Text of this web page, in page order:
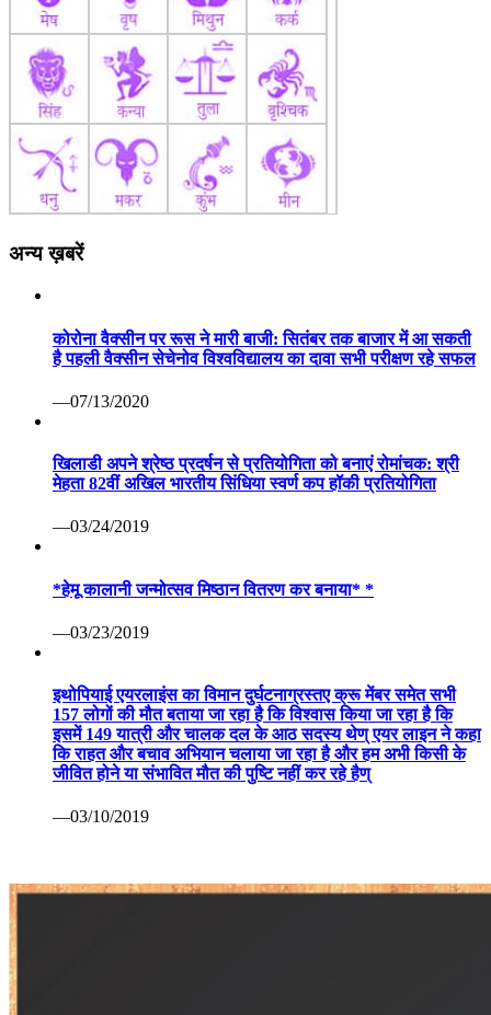
अन्य ख़बरें
कोरोना वैक्सीन पर रूस ने मारी बाजी: सितंबर तक बाजार में आ सकती
है पहली वैक्सीन सेचेनोव विश्वविद्यालय का दावा सभी परीक्षण रहे सफल
—07/13/2020
खिलाडी अपने श्रेष्ठ प्रदर्षन से प्रतियोगिता को बनाएं रोमांचक: श्री
मेहता 82वीं अखिल भारतीय सिंधिया स्वर्ण कप हॉकी प्रतियोगिता
—03/24/2019
*हेमू कालानी जन्मोत्सव मिष्ठान वितरण कर बनाया* *
—03/23/2019
इथोपियाई एयरलाइंस का विमान दुर्घटनाग्रस्तए क्रू मेंबर समेत सभी
157 लोगों की मौत बताया जा रहा है कि विश्वास किया जा रहा है कि
इसमें 149 यात्री और चालक दल के आठ सदस्य थेण् एयर लाइन ने कहा
कि राहत और बचाव अभियान चलाया जा रहा है और हम अभी किसी के
जीवित होने या संभावित मौत की पुष्टि नहीं कर रहे हैण्
—03/10/2019